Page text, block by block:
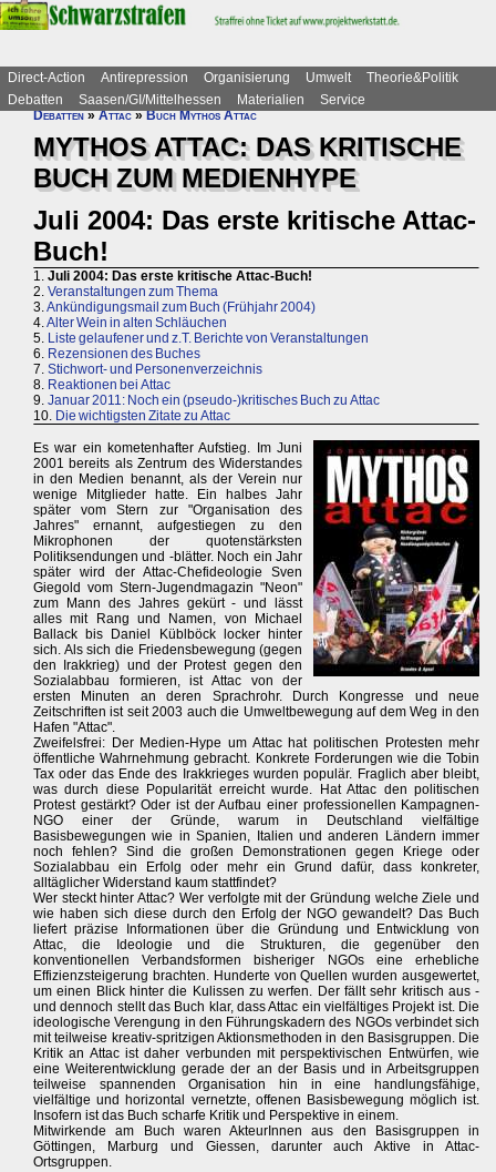
Direct-Action Antirepression Organisierung Umwelt
Theorie&Politik
Debatten
Saasen/GI/Mittelhessen Materialien
Service
Debatten»Attac»Buch Mythos Attac
MYTHOS ATTAC: DAS KRITISCHE
BUCH ZUM MEDIENHYPE
Juli 2004: Das erste kritische Attac-
Buch!
1. Juli 2004: Das erste kritische Attac-Buch!
2. Veranstaltungen zum Thema
3.Ankündigungsmail zum Buch (Frühjahr 2004)
4.Alter Wein in alten Schläuchen
5. Liste gelaufener und z.T. Berichte von Veranstaltungen
6. Rezensionen des Buches
7. Stichwort- und Personenverzeichnis
8. Reaktionen bei Attac
9. Januar 2011: Noch ein (pseudo-)kritisches Buch zu Attac
10. Die wichtigsten Zitate zu Attac
Es war ein kometenhafter Aufstieg. Im Juni
2001 bereits als Zentrum des Widerstandes
in den Medien benannt, als der Verein nur
wenige Mitglieder hatte. Ein halbes Jahr
später vom Stern zur "Organisation des
Jahres" ernannt, aufgestiegen zu den
Mikrophonen der quotenstärksten
Politiksendungen und -blätter. Noch ein Jahr
später wird der Attac-Chefideologie Sven
Giegold vom Stern-Jugendmagazin "Neon"
zum Mann des Jahres gekürt - und lässt
alles mit Rang und Namen, von Michael
Ballack bis Daniel Küblböck locker hinter
sich. Als sich die Friedensbewegung (gegen
den Irakkrieg) und der Protest gegen den
Sozialabbau formieren, ist Attac von der
ersten Minuten an deren Sprachrohr. Durch Kongresse und neue
Zeitschriften ist seit 2003 auch die Umweltbewegung auf dem Weg in den
Hafen "Attac".
Zweifelsfrei: Der Medien-Hype um Attac hat politischen Protesten mehr
öffentliche Wahrnehmung gebracht. Konkrete Forderungen wie die Tobin
Tax oder das Ende des Irakkrieges wurden populär. Fraglich aber bleibt,
was durch diese Popularität erreicht wurde. Hat Attac den politischen
Protest gestärkt? Oder ist der Aufbau einer professionellen Kampagnen-
NGO einer der Gründe, warum in Deutschland vielfältige
Basisbewegungen wie in Spanien, Italien und anderen Ländern immer
noch fehlen? Sind die großen Demonstrationen gegen Kriege oder
Sozialabbau ein Erfolg oder mehr ein Grund dafür, dass konkreter,
alltäglicher Widerstand kaum stattfindet?
Wer steckt hinter Attac? Wer verfolgte mit der Gründung welche Ziele und
wie haben sich diese durch den Erfolg der NGO gewandelt? Das Buch
liefert präzise Informationen über die Gründung und Entwicklung von
Attac, die Ideologie und die Strukturen, die gegenüber den
konventionellen Verbandsformen bisheriger NGOs eine erhebliche
Effizienzsteigerung brachten. Hunderte von Quellen wurden ausgewertet,
um einen Blick hinter die Kulissen zu werfen. Der fällt sehr kritisch aus -
und dennoch stellt das Buch klar, dass Attac ein vielfältiges Projekt ist. Die
ideologische Verengung in den Führungskadern des NGOs verbindet sich
mit teilweise kreativ-spritzigen Aktionsmethoden in den Basisgruppen. Die
Kritik an Attac ist daher verbunden mit perspektivischen Entwürfen, wie
eine Weiterentwicklung gerade der an der Basis und in Arbeitsgruppen
teilweise spannenden Organisation hin in eine handlungsfähige,
vielfältige und horizontal vernetzte, offenen Basisbewegung möglich ist.
Insofern ist das Buch scharfe Kritik und Perspektive in einem.
Mitwirkende am Buch waren AkteurInnen aus den Basisgruppen in
Göttingen, Marburg und Giessen, darunter auch Aktive in Attac-
Ortsgruppen.